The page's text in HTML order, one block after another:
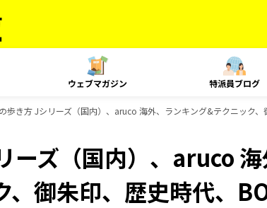
ウェブマガジン 特派員ブログ
歩き方 Jシリーズ（国内）、aruco 海外、ランキング&テクニック
ーズ（国内）、aruco
、御朱印、歴史時代、